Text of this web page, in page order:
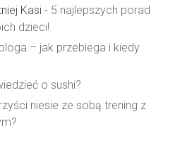
Kasi - 5 najlepszych porad
dzieci!
– jak przebiega i kiedy
o sushi?
niesie ze sobą trening z